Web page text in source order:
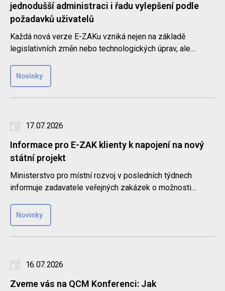
jednodušší administraci i řadu vylepšení podle
požadavků uživatelů
Každá nová verze E-ZAKu vzniká nejen na základě
legislativních změn nebo technologických úprav, ale
Novinky
17. 07. 2026
Informace pro E-ZAK klienty k napojení na nový
státní projekt
Ministerstvo pro místní rozvoj v posledních týdnech
informuje zadavatele veřejných zakázek o možnosti
Novinky
16. 07. 2026
Zveme vás na QCM Konferenci: Jak